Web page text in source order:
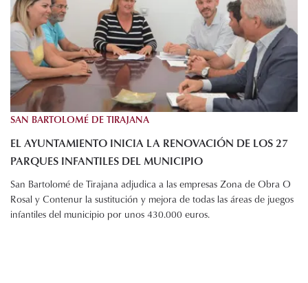
SAN BARTOLOMÉ DE TIRAJANA
EL AYUNTAMIENTO INICIA LA RENOVACIÓN DE LOS 27
PARQUES INFANTILES DEL MUNICIPIO
San Bartolomé de Tirajana adjudica a las empresas Zona de Obra O
Rosal y Contenur la sustitución y mejora de todas las áreas de juegos
infantiles del municipio por unos 430.000 euros.